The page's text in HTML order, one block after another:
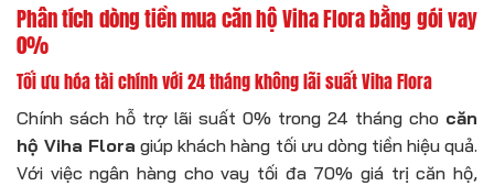
Phân tích dòng tiền mua căn hộ Viha Flora bằng gói vay
0%
Tối ưu hóa tài chính với 24 tháng không lãi suất Viha Flora
Chính sách hỗ trợ lãi suất 0% trong 24 tháng cho căn
hộ Viha Flora giúp khách hàng tối ưu dòng tiền hiệu quả.
Với việc ngân hàng cho vay tối đa 70% giá trị căn hộ,